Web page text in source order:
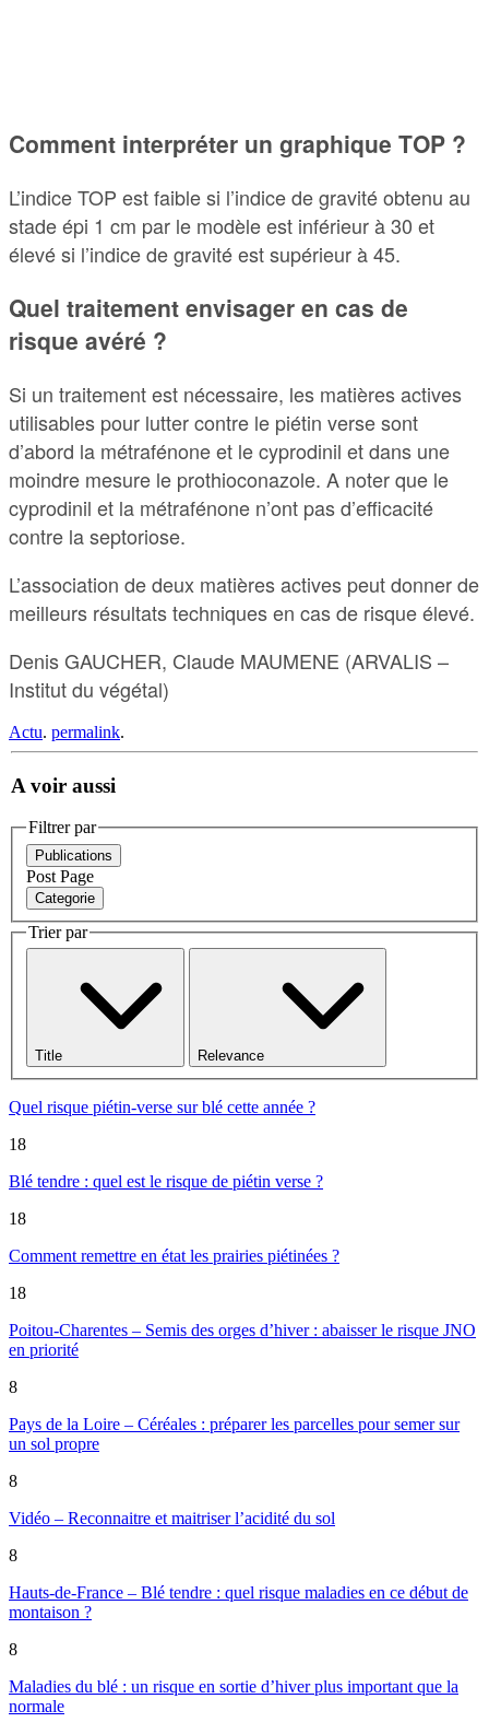
Comment interpréter un graphique TOP ?
L’indice TOP est faible si l’indice de gravité obtenu au
stade épi 1 cm par le modèle est inférieur à 30 et
élevé si l’indice de gravité est supérieur à 45.
Quel traitement envisager en cas de
risque avéré ?
Si un traitement est nécessaire, les matières actives
utilisables pour lutter contre le piétin verse sont
d’abord la métrafénone et le cyprodinil et dans une
moindre mesure le prothioconazole. A noter que le
cyprodinil et la métrafénone n’ont pas d’efficacité
contre la septoriose.
L’association de deux matières actives peut donner de
meilleurs résultats techniques en cas de risque élevé.
Denis GAUCHER, Claude MAUMENE (ARVALIS –
Institut du végétal)
Actu. permalink.
A voir aussi
Filtrer par
Publications
Post Page
Categorie
Trier par
Title Relevance
Quel risque piétin-verse sur blé cette année ?
18
Blé tendre : quel est le risque de piétin verse ?
18
Comment remettre en état les prairies piétinées ?
18
Poitou-Charentes – Semis des orges d’hiver : abaisser le risque JNO
en priorité
8
Pays de la Loire – Céréales : préparer les parcelles pour semer sur
un sol propre
8
Vidéo – Reconnaitre et maitriser l’acidité du sol
8
Hauts-de-France – Blé tendre : quel risque maladies en ce début de
montaison ?
8
Maladies du blé : un risque en sortie d’hiver plus important que la
normale